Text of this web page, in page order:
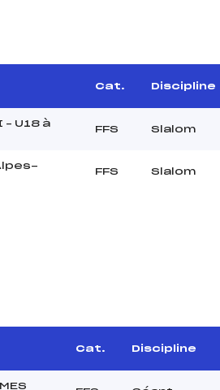
Cat. Discipline
– U18 à
FFS Slalom
FFS Slalom
Cat. Discipline